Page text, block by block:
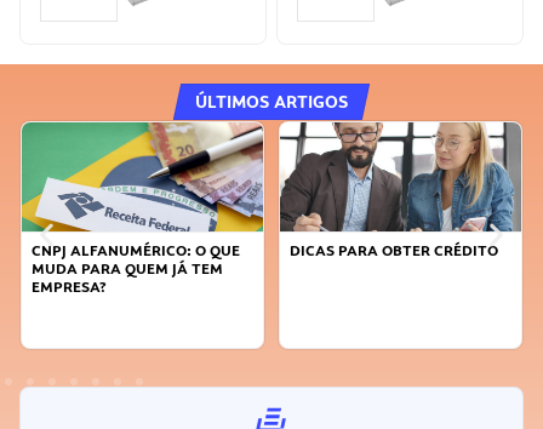
ÚLTIMOS ARTIGOS
CNPJ ALFANUMÉRICO: O QUE
MUDA PARA QUEM JÁ TEM
EMPRESA?
DICAS PARA OBTER CRÉDITO